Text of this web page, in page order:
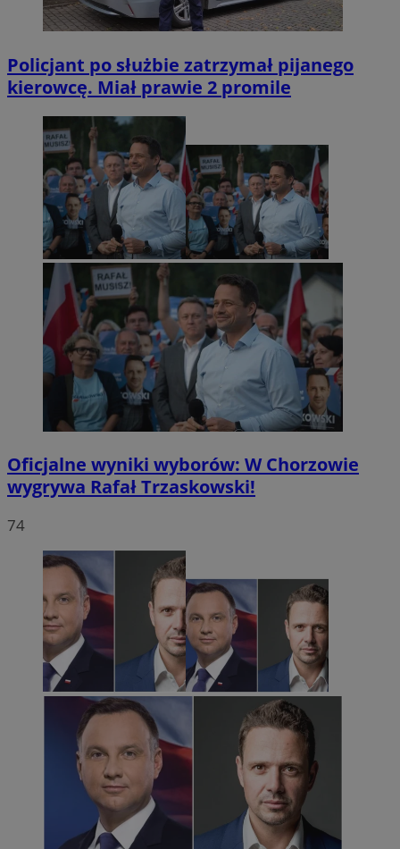
Policjant po służbie zatrzymał pijanego
kierowcę. Miał prawie 2 promile
Oficjalne wyniki wyborów: W Chorzowie
wygrywa Rafał Trzaskowski!
74